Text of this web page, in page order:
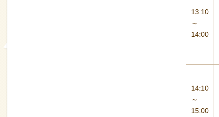
13:10
～
14:00
14:10
～
15:00